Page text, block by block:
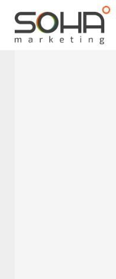
رفتن
محتوا